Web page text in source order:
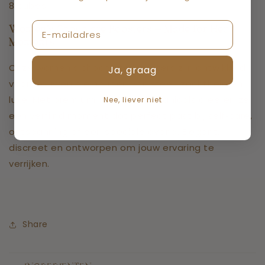
8 cubes
Women’s Chocolate Boosters — Made for Her
Moments
Onze women’s chocolate boosters zijn ontwikkeld
voor vrouwen die houden van sfeer, zachtheid en
luxe. Met premium cacao en botanicals creëren ze
een verfijnd moment dat perfect past bij self‑care,
ontspanning of een speciale avond. Elegant,
discreet en ontworpen om jouw ervaring te
verrijken.
Share
Ja, graag
Nee, liever niet